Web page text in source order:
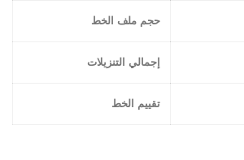
حجم ملف الخط
إجمالي التنزيلات
تقييم الخط